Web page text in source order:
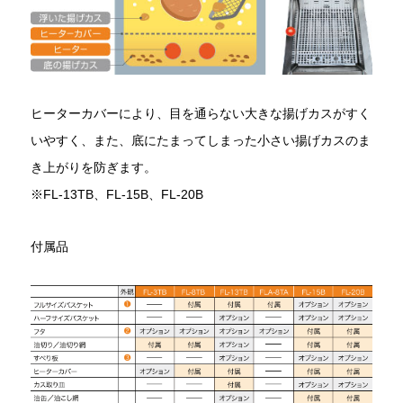
ヒーターカバーにより、目を通らない大きな揚げカスがすく
いやすく、また、底にたまってしまった小さい揚げカスのま
き上がりを防ぎます。
※FL-13TB、FL-15B、FL-20B
付属品